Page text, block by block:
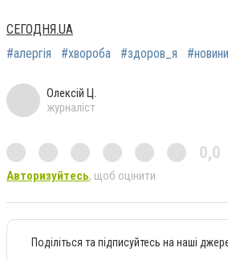
СЕГОДНЯ.UA
#алергія
#хвороба #здоров_я #новини
Олексій Ц.
журналіст
0,0
Авторизуйтесь, щоб оцінити
Поділіться та підписуйтесь на наші